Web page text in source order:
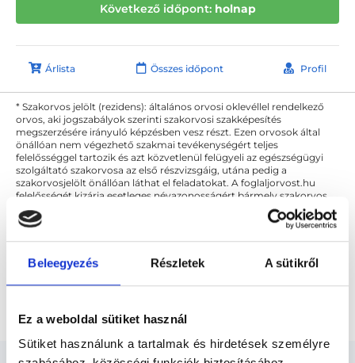
Beleegyezés Részletek A sütikről
Ez a weboldal sütiket használ
Sütiket használunk a tartalmak és hirdetések személyre
Következő időpont: holnap
Árlista Összes időpont Profil
* Szakorvos jelölt (rezidens): általános orvosi oklevéllel rendelkező
orvos, aki jogszabályok szerinti szakorvosi szakképesítés
megszerzésére irányuló képzésben vesz részt. Ezen orvosok által
önállóan nem végezhető szakmai tevékenységért teljes
felelősséggel tartozik és azt közvetlenül felügyeli az egészségügyi
szolgáltató szakorvosa az első részvizsgáig, utána pedig a
szakorvosjelölt önállóan láthat el feladatokat. A foglaljorvost.hu
felelősségét kizárja esetleges névazonosságért bármely szakorvos
és szakorvosjelölt esetén.
Főoldal Ultrahangos szakorvos